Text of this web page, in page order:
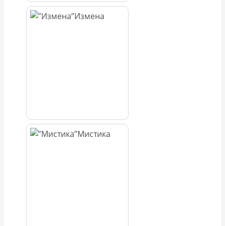
Измена
Мистика